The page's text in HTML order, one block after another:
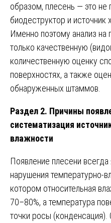
образом, плесень — это не
биодеструктор и источник
Именно поэтому анализ
только качественную
количественную оценку
поверхностях, а также
обнаруженных штаммов.
Раздел 2. Причины
систематизация
влажности
Появление плесени
нарушения температурно-
котором относительная
70–80%, а температура
точки росы (конденсация).